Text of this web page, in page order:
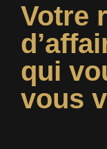
Votre
qui
vous